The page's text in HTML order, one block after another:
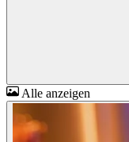
Alle anzeigen